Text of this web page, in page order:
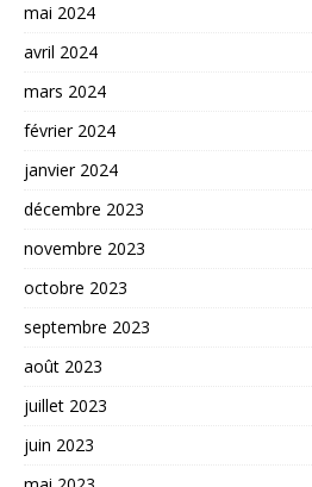
mai 2024
avril 2024
mars 2024
février 2024
janvier 2024
décembre 2023
novembre 2023
octobre 2023
septembre 2023
août 2023
juillet 2023
juin 2023